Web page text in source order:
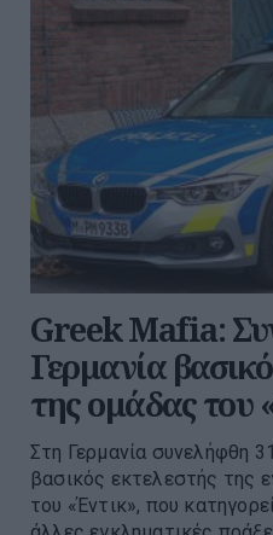
Greek Mafia:
Γερμανία
της ομάδας του
Στη Γερμανία συνελήφθη
βασικός εκτελεστής της
του «Έντικ», που